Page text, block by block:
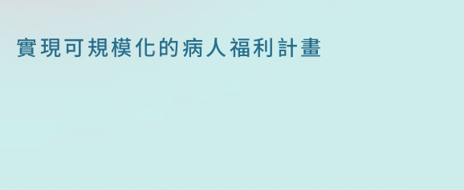
實現可規模化的病人福利計畫